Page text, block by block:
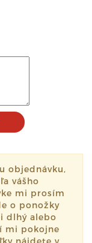
objednávku,
vášho
mi prosím
o ponožky
dlhý alebo
mi pokojne
nájdete v